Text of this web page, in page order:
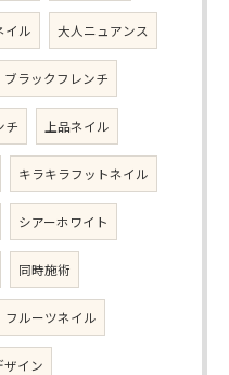
イル 大人ニュアンス
ブラックフレンチ
チ 上品ネイル
キラキラフットネイル
シアーホワイト
同時施術
フルーツネイル
ザイン